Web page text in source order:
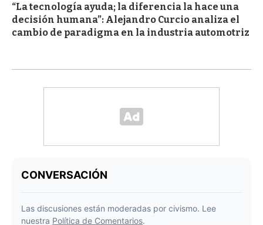
“La tecnología ayuda; la diferencia la hace una
decisión humana”: Alejandro Curcio analiza el
cambio de paradigma en la industria automotriz